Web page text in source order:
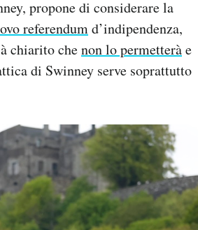
propone di considerare la
referendumd’indipendenza,
chiarito chenon lo permetteràe
di Swinney serve soprattutto